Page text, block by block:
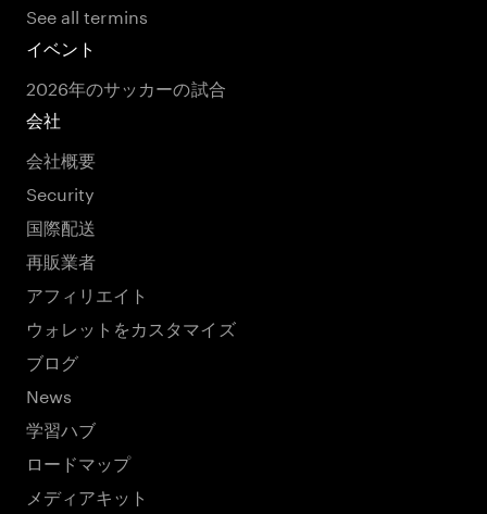
See all termins
イベント
2026年のサッカーの試合
会社
会社概要
Security
国際配送
再販業者
アフィリエイト
ウォレットをカスタマイズ
ブログ
News
学習ハブ
ロードマップ
メディアキット